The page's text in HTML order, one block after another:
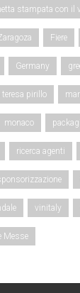
stampata con il
Fiere
Germany
teresa pirillo
monaco
ricerca agenti
vinitaly
Messe